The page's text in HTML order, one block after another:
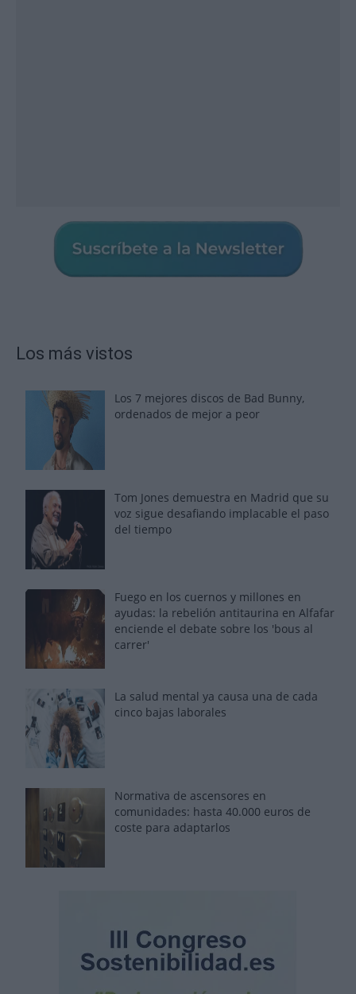
Los más vistos
Los 7 mejores discos de Bad Bunny,
ordenados de mejor a peor
Tom Jones demuestra en Madrid que su
voz sigue desafiando implacable el paso
del tiempo
Fuego en los cuernos y millones en
ayudas: la rebelión antitaurina en Alfafar
enciende el debate sobre los 'bous al
carrer'
La salud mental ya causa una de cada
cinco bajas laborales
Normativa de ascensores en
comunidades: hasta 40.000 euros de
coste para adaptarlos